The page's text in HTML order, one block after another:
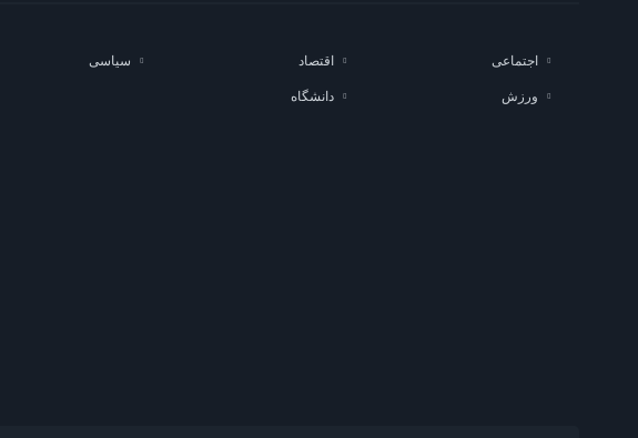
اجتماعی اقتصاد سیاسی
ورزش دانشگاه